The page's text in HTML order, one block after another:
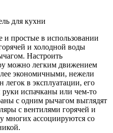
для кухни
и простые в использовании
и холодной воды
Настроить
можно легким движением
экономичными, нежели
в эксплуатации, его
руки испачканы или чем-то
с одним рычагом выглядят
с вентилями горячей и
многих ассоциируются со